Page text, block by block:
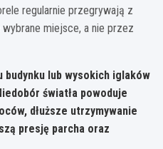
regularnie przegrywają z
miejsce, a nie przez
budynku lub wysokich iglaków
światła powoduje
dłuższe utrzymywanie
presję parcha oraz